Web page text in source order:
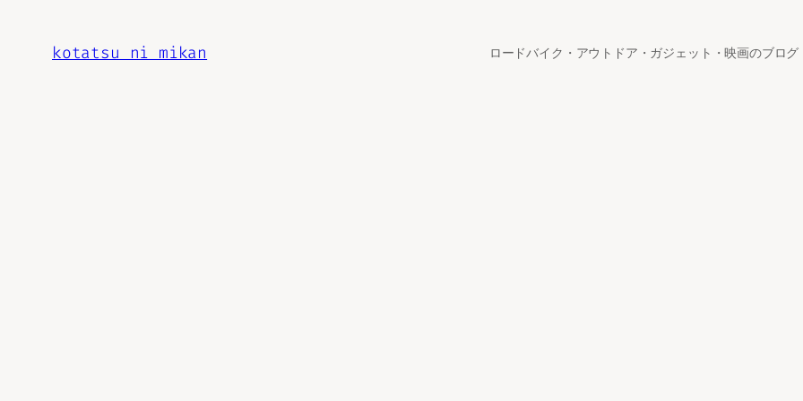
kotatsu ni mikan ロードバイク・アウトドア・ガジェット・映画のブログ